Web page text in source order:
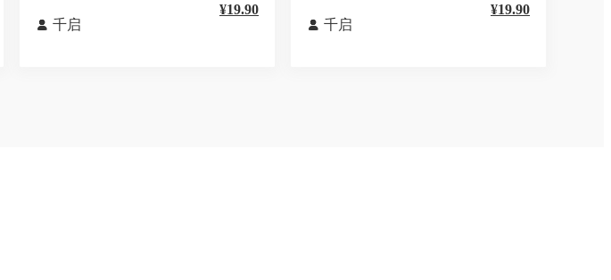
 千启
¥19.90
 千启
¥19.90